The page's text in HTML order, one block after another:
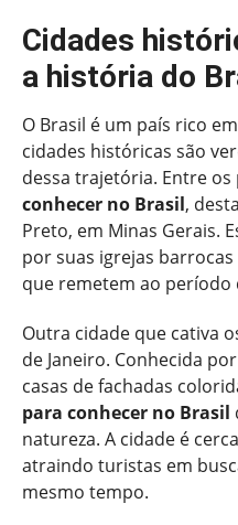
Cidades
a história do
O Brasil é um país rico
cidades históricas são
dessa trajetória. Entre os
conhecer no Brasil,
Preto, em Minas Gerais.
por suas igrejas
que remetem ao
Outra cidade que cativa
de Janeiro. Conhecida
casas de fachadas
para conhecer no Brasil
natureza. A cidade é
atraindo turistas em
mesmo tempo.